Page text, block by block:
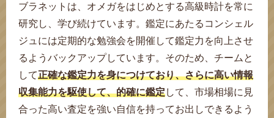
ブラネットは、オメガをはじめとする高級時計を常に
研究し、学び続けています。鑑定にあたるコンシェル
ジュには定期的な勉強会を開催して鑑定力を向上させ
るようバックアップしています。そのため、チームと
して正確な鑑定力を身につけており、さらに高い情報
収集能力を駆使して、的確に鑑定して、市場相場に見
合った高い査定を強い自信を持ってお出しできるよう